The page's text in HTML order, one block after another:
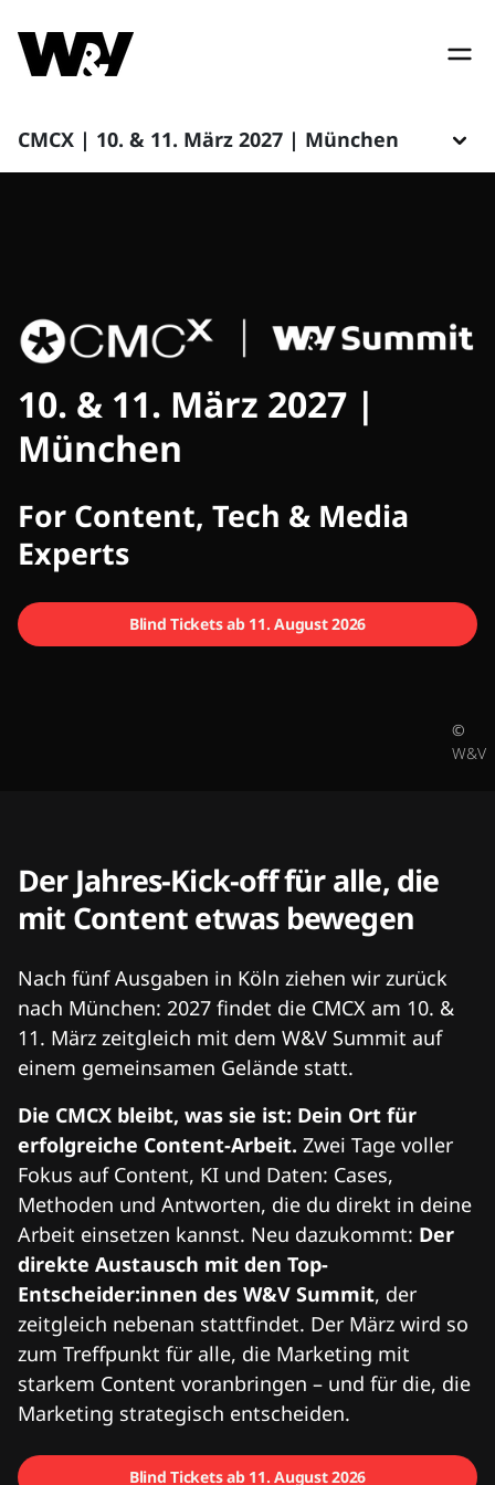
CMCX | 10. & 11. März 2027 | München
CMCX
10. & 11. März 2027 |
München
For Content, Tech & Media
Experts
Blind Tickets ab 11. August 2026
©
W&V
Der Jahres-Kick-off für alle, die
mit Content etwas bewegen
Nach fünf Ausgaben in Köln ziehen wir zurück
nach München: 2027 findet die CMCX am 10. &
11. März zeitgleich mit dem W&V Summit auf
einem gemeinsamen Gelände statt.
Die CMCX bleibt, was sie ist: Dein Ort für
erfolgreiche Content-Arbeit. Zwei Tage voller
Fokus auf Content, KI und Daten: Cases,
Methoden und Antworten, die du direkt in deine
Arbeit einsetzen kannst. Neu dazukommt: Der
direkte Austausch mit den Top-
Entscheider:innen des W&V Summit, der
zeitgleich nebenan stattfindet. Der März wird so
zum Treffpunkt für alle, die Marketing mit
starkem Content voranbringen – und für die, die
Marketing strategisch entscheiden.
Blind Tickets ab 11. August 2026